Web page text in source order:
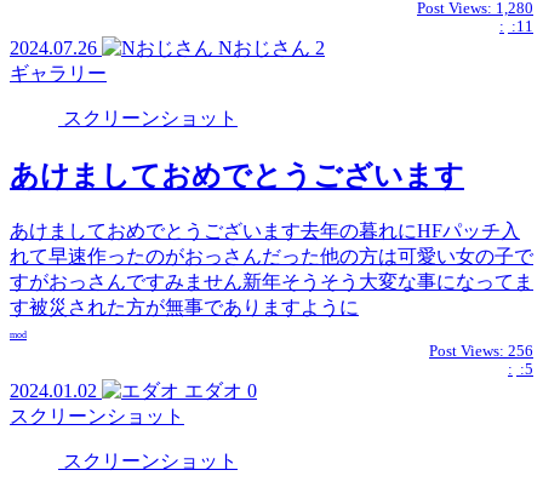
Post Views: 1,280
: :11
2024.07.26 Nおじさん 2
ギャラリー
スクリーンショット
あけましておめでとうございます
あけましておめでとうございます去年の暮れにHFパッチ入
れて早速作ったのがおっさんだった他の方は可愛い女の子で
すがおっさんですみません新年そうそう大変な事になってま
す被災された方が無事でありますように
mod
Post Views: 256
: :5
2024.01.02 エダオ 0
スクリーンショット
スクリーンショット